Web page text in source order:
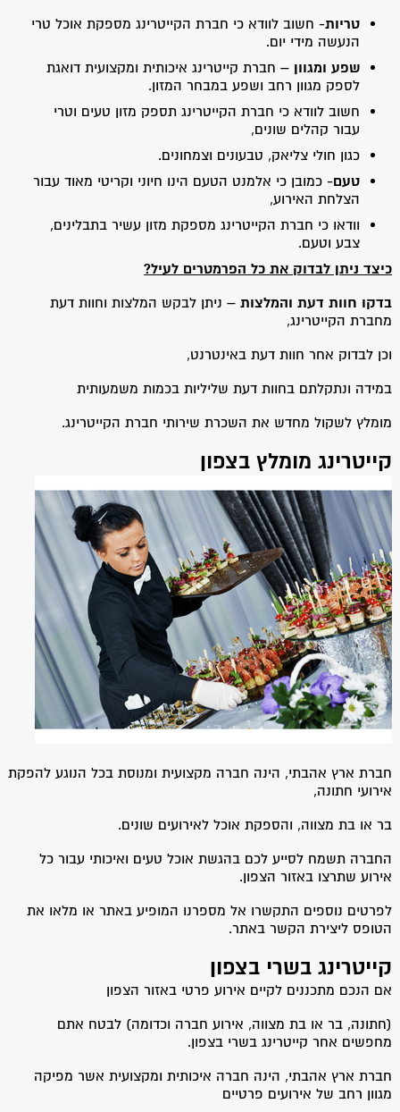
טריות- חשוב לוודא כי חברת הקייטרינג מספקת אוכל טרי
הנעשה מידי יום.
שפע ומגוון –חברת קייטרינג איכותית ומקצועית דואגת
לספק מגוון רחב ושפע במבחר המזון.
חשוב לוודא כי חברת הקייטרינג תספק מזון טעים וטרי
עבור קהלים שונים,
כגון חולי צליאק, טבעונים וצמחונים.
טעם- כמובן כי אלמנט הטעם הינו חיוני וקריטי מאוד עבור
הצלחת האירוע,
וודאו כי חברת הקייטרינג מספקת מזון עשיר בתבלינים,
צבע וטעם.
כיצד ניתן לבדוק את כל הפרמטרים לעיל?
בדקו חוות דעת והמלצות –ניתן לבקש המלצות וחוות דעת
מחברת הקייטרינג,
וכן לבדוק אחר חוות דעת באינטרנט,
במידה ונתקלתם בחוות דעת שליליות בכמות משמעותית
מומלץ לשקול מחדש את השכרת שירותי חברת הקייטרינג.
קייטרינג מומלץ בצפון
חברת ארץ אהבתי, הינה חברה מקצועית ומנוסת בכל הנוגע להפקת
אירועי חתונה,
בר או בת מצווה, והספקת אוכל לאירועים שונים.
החברה תשמח לסייע לכם בהגשת אוכל טעים ואיכותי עבור כל
אירוע שתרצו באזור הצפון.
לפרטים נוספים התקשרו אל מספרנו המופיע באתר או מלאו את
הטופס ליצירת הקשר באתר.
קייטרינג בשרי בצפון
אם הנכם מתכננים לקיים אירוע פרטי באזור הצפון
(חתונה, בר או בת מצווה, אירוע חברה וכדומה) לבטח אתם
מחפשים אחר קייטרינג בשרי בצפון.
חברת ארץ אהבתי, הינה חברה איכותית ומקצועית אשר מפיקה
מגוון רחב של אירועים פרטיים